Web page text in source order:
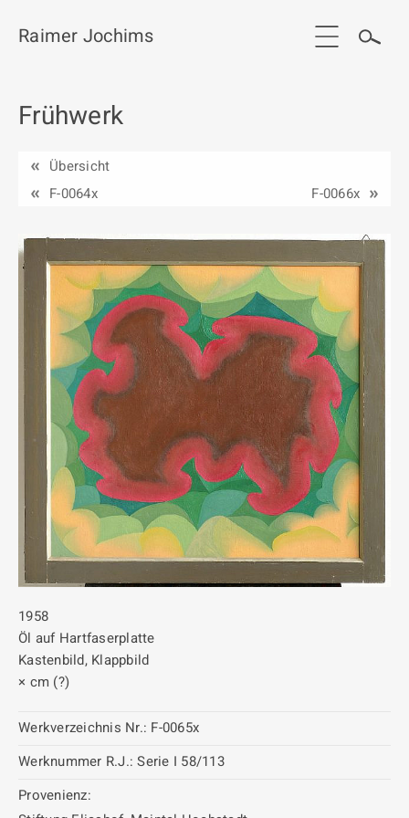
Start
Werkgruppen / Work groups
Vita
Publikationen
Kontakt
Raimer Jochims
Frühwerk
Übersicht
F-0064x
F-0066x
1958
Öl auf Hartfaserplatte
Kastenbild, Klappbild
× cm (?)
Werkverzeichnis Nr.: F-0065x
Werknummer R.J.: Serie I 58/113
Provenienz: